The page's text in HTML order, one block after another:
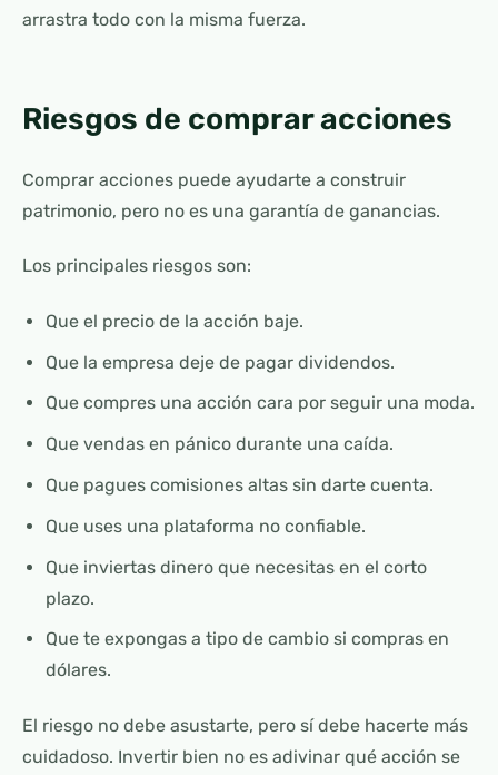
arrastra todo con la misma fuerza.
Riesgos de comprar acciones
Comprar acciones puede ayudarte a construir
patrimonio, pero no es una garantía de ganancias.
Los principales riesgos son:
Que el precio de la acción baje.
Que la empresa deje de pagar dividendos.
Que compres una acción cara por seguir una moda.
Que vendas en pánico durante una caída.
Que pagues comisiones altas sin darte cuenta.
Que uses una plataforma no confiable.
Que inviertas dinero que necesitas en el corto
plazo.
Que te expongas a tipo de cambio si compras en
dólares.
El riesgo no debe asustarte, pero sí debe hacerte más
cuidadoso. Invertir bien no es adivinar qué acción se